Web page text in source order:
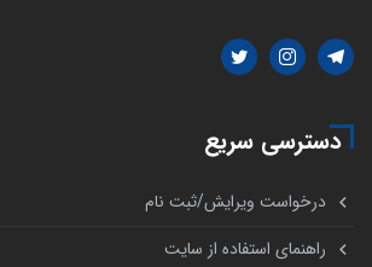
دسترسی سریع
درخواست ویرایش/ثبت نام
راهنمای استفاده از سایت